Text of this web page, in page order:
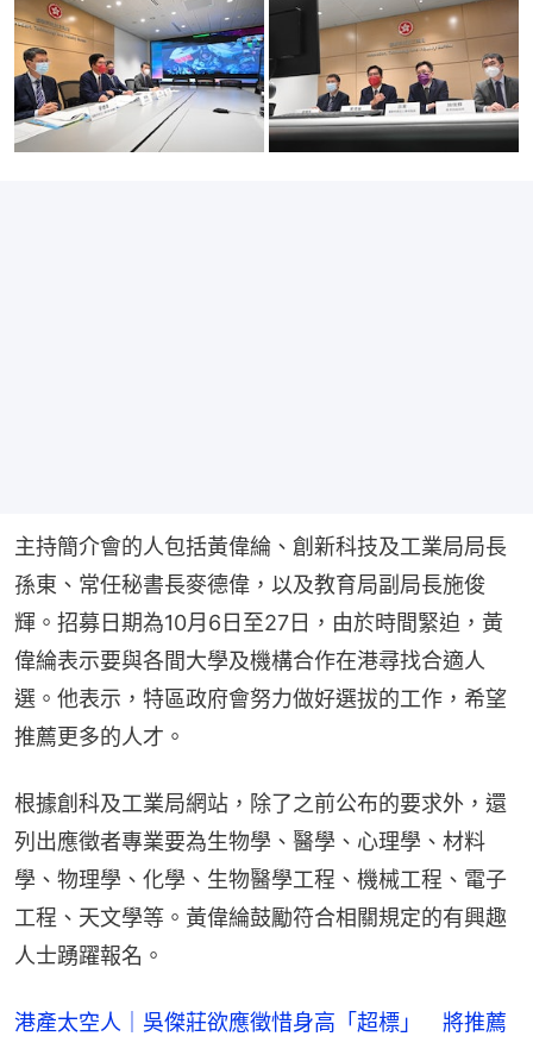
主持簡介會的人包括黃偉綸、創新科技及工業局局長
孫東、常任秘書長麥德偉，以及教育局副局長施俊
輝。招募日期為10月6日至27日，由於時間緊迫，黃
偉綸表示要與各間大學及機構合作在港尋找合適人
選。他表示，特區政府會努力做好選拔的工作，希望
推薦更多的人才。
根據創科及工業局網站，除了之前公布的要求外，還
列出應徵者專業要為生物學、醫學、心理學、材料
學、物理學、化學、生物醫學工程、機械工程、電子
工程、天文學等。黃偉綸鼓勵符合相關規定的有興趣
人士踴躍報名。
港產太空人｜吳傑莊欲應徵惜身高「超標」 將推薦